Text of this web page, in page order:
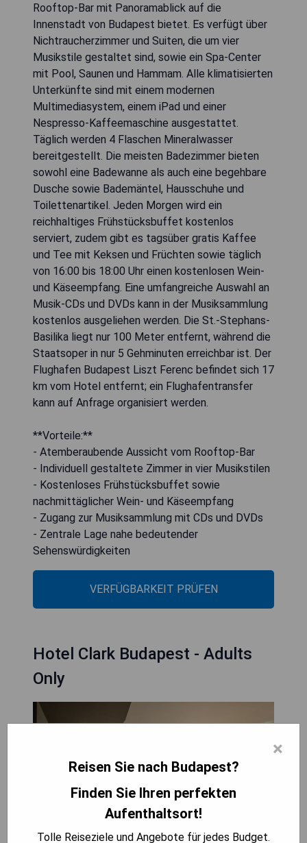
Rooftop-Bar mit Panoramablick auf die
Innenstadt von Budapest bietet. Es verfügt über
Nichtraucherzimmer und Suiten, die um vier
Musikstile gestaltet sind, sowie ein Spa-Center
mit Pool, Saunen und Hammam. Alle klimatisierten
Unterkünfte sind mit einem modernen
Multimediasystem, einem iPad und einer
Nespresso-Kaffeemaschine ausgestattet.
Täglich werden 4 Flaschen Mineralwasser
bereitgestellt. Die meisten Badezimmer bieten
sowohl eine Badewanne als auch eine begehbare
Dusche sowie Bademäntel, Hausschuhe und
Toilettenartikel. Jeden Morgen wird ein
reichhaltiges Frühstücksbuffet kostenlos
serviert, zudem gibt es tagsüber gratis Kaffee
und Tee mit Keksen und Früchten sowie täglich
von 16:00 bis 18:00 Uhr einen kostenlosen Wein-
und Käseempfang. Eine umfangreiche Auswahl an
Musik-CDs und DVDs kann in der Musiksammlung
kostenlos ausgeliehen werden. Die St.-Stephans-
Basilika liegt nur 100 Meter entfernt, während die
Staatsoper in nur 5 Gehminuten erreichbar ist. Der
Flughafen Budapest Liszt Ferenc befindet sich 17
km vom Hotel entfernt; ein Flughafentransfer
kann auf Anfrage organisiert werden.
**Vorteile:**
- Atemberaubende Aussicht vom Rooftop-Bar
- Individuell gestaltete Zimmer in vier Musikstilen
- Kostenloses Frühstücksbuffet sowie
nachmittäglicher Wein- und Käseempfang
- Zugang zur Musiksammlung mit CDs und DVDs
- Zentrale Lage nahe bedeutender
Sehenswürdigkeiten
VERFÜGBARKEIT PRÜFEN
Hotel Clark Budapest - Adults
Only
×
Reisen Sie nach Budapest?
Finden Sie Ihren perfekten
Aufenthaltsort!
Tolle Reiseziele und Angebote für jedes Budget.